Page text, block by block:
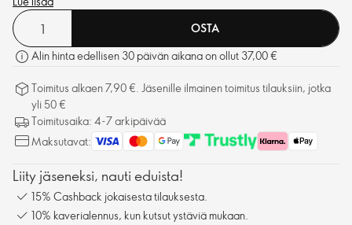
OSTA
Alin hinta edellisen 30 päivän aikana on ollut 37,00 €
Toimitus alkaen 7,90 €. Jäsenille ilmainen toimitus tilauksiin, jotka
yli 50 €
Toimitusaika: 4-7 arkipäivää
Maksutavat:
Liity jäseneksi, nauti eduista!
15% Cashback jokaisesta tilauksesta.
10% kaverialennus, kun kutsut ystäviä mukaan.